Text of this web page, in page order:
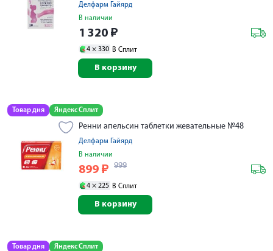
Делфарм Гайярд
В наличии
1 320 ₽
4 × 330 В Сплит
В корзину
Товар дня Яндекс Сплит
Ренни апельсин таблетки жевательные №48
Делфарм Гайярд
В наличии
899 ₽ 999
4 × 225 В Сплит
В корзину
Товар дня Яндекс Сплит